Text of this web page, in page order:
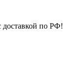
доставкой по РФ!